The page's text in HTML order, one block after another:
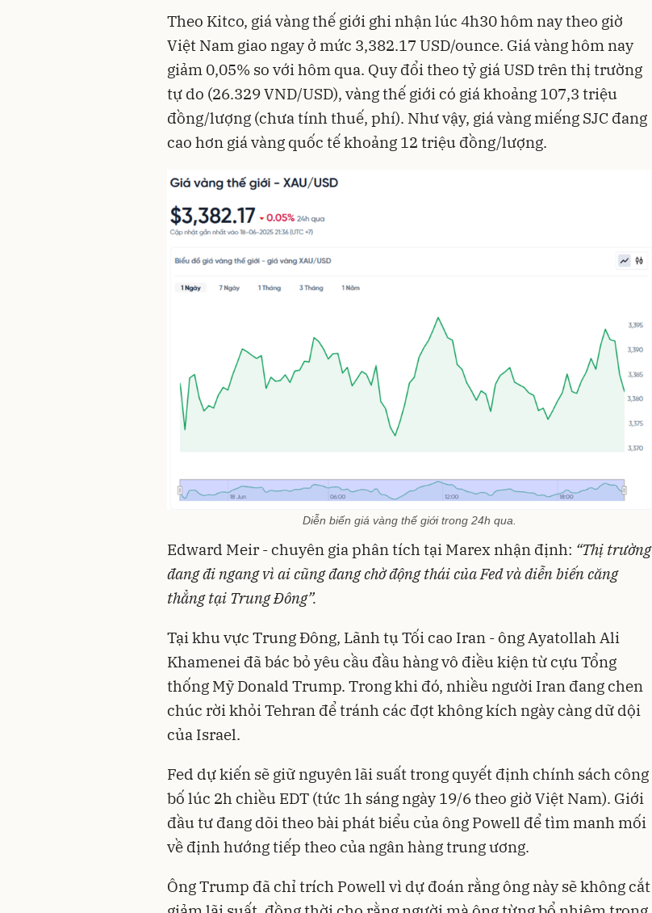
Theo Kitco, giá vàng thế giới ghi nhận lúc 4h30 hôm nay theo giờ
Việt Nam giao ngay ở mức 3,382.17 USD/ounce. Giá vàng hôm nay
giảm 0,05% so với hôm qua. Quy đổi theo tỷ giá USD trên thị trường
tự do (26.329 VND/USD), vàng thế giới có giá khoảng 107,3 triệu
đồng/lượng (chưa tính thuế, phí). Như vậy, giá vàng miếng SJC đang
cao hơn giá vàng quốc tế khoảng 12 triệu đồng/lượng.
Diễn biến giá vàng thế giới trong 24h qua.
Edward Meir - chuyên gia phân tích tại Marex nhận định: “Thị trường
đang đi ngang vì ai cũng đang chờ động thái của Fed và diễn biến căng
thẳng tại Trung Đông”.
Tại khu vực Trung Đông, Lãnh tụ Tối cao Iran - ông Ayatollah Ali
Khamenei đã bác bỏ yêu cầu đầu hàng vô điều kiện từ cựu Tổng
thống Mỹ Donald Trump. Trong khi đó, nhiều người Iran đang chen
chúc rời khỏi Tehran để tránh các đợt không kích ngày càng dữ dội
của Israel.
Fed dự kiến sẽ giữ nguyên lãi suất trong quyết định chính sách công
bố lúc 2h chiều EDT (tức 1h sáng ngày 19/6 theo giờ Việt Nam). Giới
đầu tư đang dõi theo bài phát biểu của ông Powell để tìm manh mối
về định hướng tiếp theo của ngân hàng trung ương.
Ông Trump đã chỉ trích Powell vì dự đoán rằng ông này sẽ không cắt